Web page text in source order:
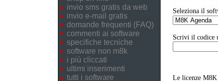
invio sms gratis da web
invio e-mail gratis
domande frequenti (FAQ)
commenti ai software
specifiche tecniche
software non m8k
i più cliccati
ultimi inserimenti
tutti i software
Seleziona il
Scrivi il codice
Le licenze M8K